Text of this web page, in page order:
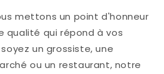
mettons un point d'honneur
qualité qui répond à vos
un grossiste, une
ou un restaurant, notre